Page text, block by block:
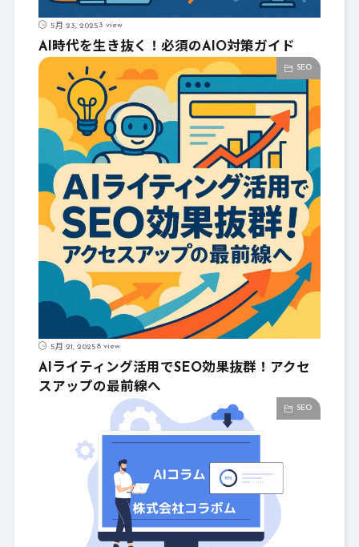
5月 23, 20253 view
AI時代を生き抜く！必須のAIO対策ガイド
SEO
5月 21, 20258 view
AIライティング活用でSEO効果抜群！アクセ
スアップの最前線へ
SEO